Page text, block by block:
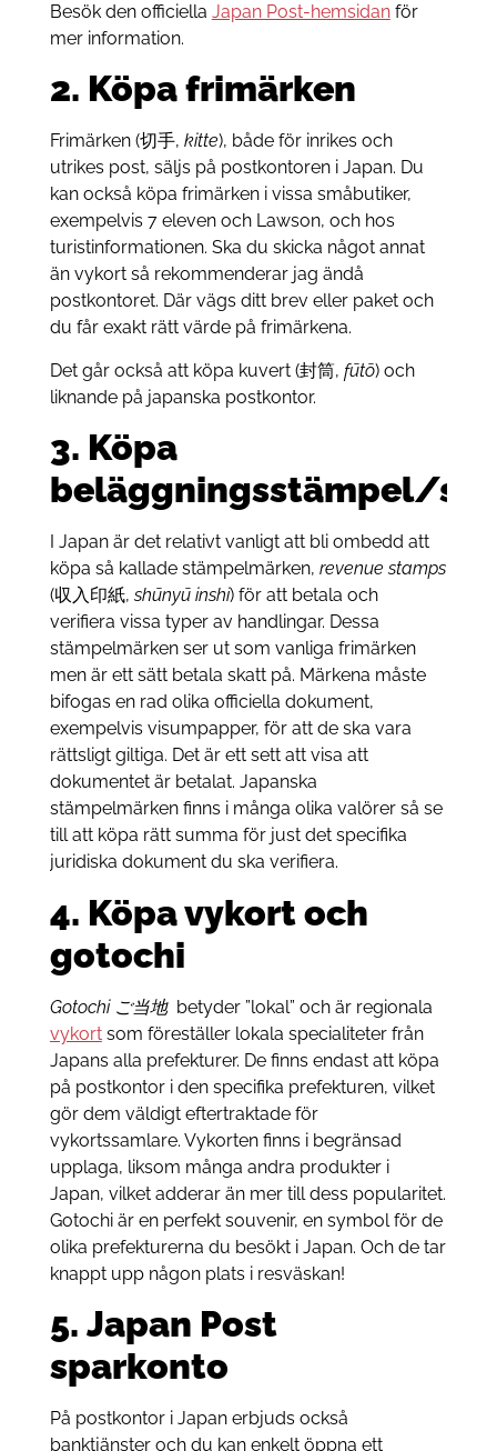
Besök den officiella Japan Post-hemsidanför
mer information.
2. Köpa frimärken
Frimärken (切手, kitte), både för inrikes och
utrikes post, säljs på postkontoren i Japan. Du
kan också köpa frimärken i vissa småbutiker,
exempelvis 7 eleven och Lawson, och hos
turistinformationen. Ska du skicka något annat
än vykort så rekommenderar jag ändå
postkontoret. Där vägs ditt brev eller paket och
du får exakt rätt värde på frimärkena.
Det går också att köpa kuvert (封筒, fūtō) och
liknande på japanska postkontor.
3. Köpa
beläggningsstämpel/
I Japan är det relativt vanligt att bli ombedd att
köpa så kallade stämpelmärken, revenue stamps
(収入印紙,shūnyū inshi) för att betala och
verifiera vissa typer av handlingar. Dessa
stämpelmärken ser ut som vanliga frimärken
men är ett sätt betala skatt på. Märkena måste
bifogas en rad olika officiella dokument,
exempelvis visumpapper, för att de ska vara
rättsligt giltiga. Det är ett sett att visa att
dokumentet är betalat. Japanska
stämpelmärken finns i många olika valörer så se
till att köpa rätt summa för just det specifika
juridiska dokument du ska verifiera.
4. Köpa vykort och
gotochi
Gotochi ご当地 betyder ”lokal” och är regionala
vykortsom föreställer lokala specialiteter från
Japans alla prefekturer. De finns endast att köpa
på postkontor i den specifika prefekturen, vilket
gör dem väldigt eftertraktade för
vykortssamlare. Vykorten finns i begränsad
upplaga, liksom många andra produkter i
Japan, vilket adderar än mer till dess popularitet.
Gotochi är en perfekt souvenir, en symbol för de
olika prefekturerna du besökt i Japan. Och de tar
knappt upp någon plats i resväskan!
5. Japan Post
sparkonto
På postkontor i Japan erbjuds också
banktjänster och du kan enkelt öppna ett